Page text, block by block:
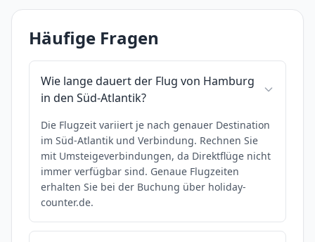
Häufige Fragen
Wie lange dauert der Flug von Hamburg
in den Süd-Atlantik?
Die Flugzeit variiert je nach genauer Destination
im Süd-Atlantik und Verbindung. Rechnen Sie
mit Umsteigeverbindungen, da Direktflüge nicht
immer verfügbar sind. Genaue Flugzeiten
erhalten Sie bei der Buchung über holiday-
counter.de.